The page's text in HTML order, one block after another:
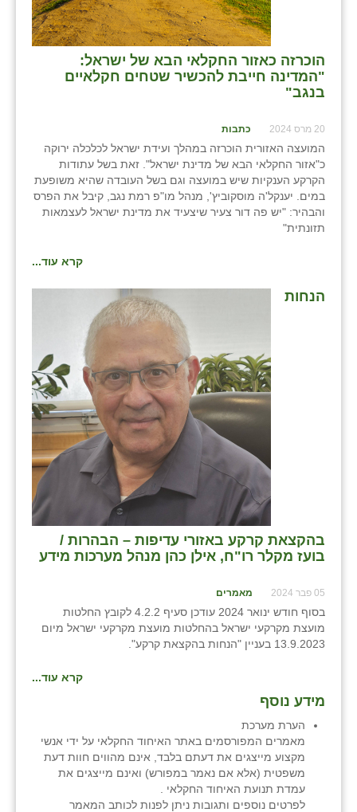
הוכרזה כאזור החקלאי הבא של ישראל:
"המדינה חייבת להכשיר שטחים חקלאיים
בנגב"
20 מרס 2024 כתבות
המועצה האזורית הוכרזה במהלך ועידת ישראל לכלכלה ירוקה
כ"אזור החקלאי הבא של מדינת ישראל". זאת בשל עתודות
הקרקע הענקיות שיש במועצה וגם בשל העובדה שהיא משופעת
במים. יענקל'ה מוסקוביץ', מנהל מו"פ רמת נגב, קיבל את הפרס
והבהיר: "יש פה דור צעיר שיצעיד את מדינת ישראל לעצמאות
תזונתית"
קרא עוד...
הנחות
בהקצאת קרקע באזורי עדיפות – הבהרות /
בועז מקלר רו"ח, אילן כהן מנהל מערכות מידע
05 פבר 2024 מאמרים
בסוף חודש ינואר 2024 עודכן סעיף 4.2.2 לקובץ החלטות
מועצת מקרקעי ישראל בהחלטות מועצת מקרקעי ישראל מיום
13.9.2023 בעניין "הנחות בהקצאת קרקע".
קרא עוד...
מידע נוסף
הערת מערכת
מאמרים המפורסמים באתר האיחוד החקלאי על ידי אנשי
מקצוע מייצגים את דעתם בלבד, אינם מהווים חוות דעת
משפטית (אלא אם נאמר במפורש) ואינם מייצגים את
עמדת תנועת האיחוד החקלאי .
לפרטים נוספים ותגובות ניתן לפנות לכותב המאמר